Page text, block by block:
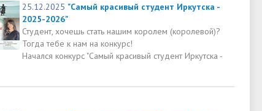
25.12.2025 "Самый красивый студент Иркутска -
2025-2026"
Студент, хочешь стать нашим королем (королевой)?
Тогда тебе к нам на конкурс!
Начался конкурс "Самый красивый студент Иркутска -